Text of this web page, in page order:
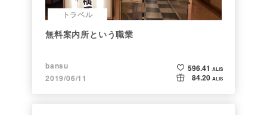
トラベル
無料案内所という職業
bansu
2019/06/11
596.41 ALIS
84.20 ALIS